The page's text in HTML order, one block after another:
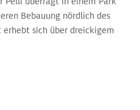
Bebauung nördlich des
sich über dreickigem